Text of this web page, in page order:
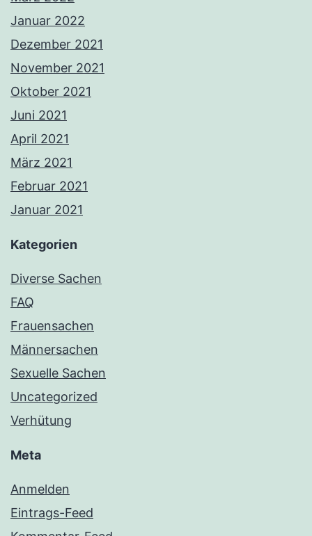
Januar 2022
Dezember 2021
November 2021
Oktober 2021
Juni 2021
April 2021
März 2021
Februar 2021
Januar 2021
Kategorien
Diverse Sachen
FAQ
Frauensachen
Männersachen
Sexuelle Sachen
Uncategorized
Verhütung
Meta
Anmelden
Eintrags-Feed